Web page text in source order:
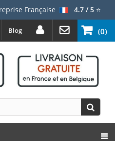
Française 4.7 / 5⭐
(0)
Blog